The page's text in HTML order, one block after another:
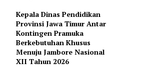
Kepala Dinas Pendidikan
Provinsi Jawa Timur Antar
Kontingen Pramuka
Berkebutuhan Khusus
Menuju Jambore Nasional
XII Tahun 2026